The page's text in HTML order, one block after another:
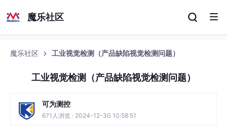
魔乐社区
魔乐社区 工业视觉检测（产品缺陷视觉检测问题）
工业视觉检测（产品缺陷视觉检测问题）
可为测控
671人浏览 · 2024-12-30 10:58:51